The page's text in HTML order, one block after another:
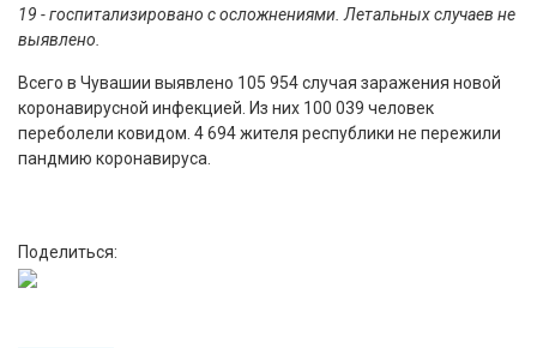
19 - госпитализировано с осложнениями. Летальных случаев не
выявлено.
Всего в Чувашии выявлено 105 954 случая заражения новой
коронавирусной инфекцией. Из них 100 039 человек
переболели ковидом. 4 694 жителя республики не пережили
пандмию коронавируса.
Поделиться: